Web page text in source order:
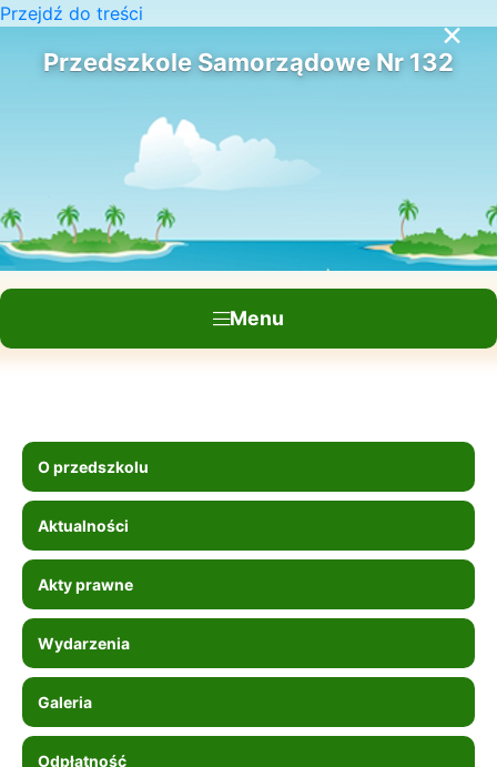
Przejdź do treści
Przedszkole Samorządowe Nr 132
Menu
×
O przedszkolu
Aktualności
Akty prawne
Wydarzenia
Galeria
Odpłatność